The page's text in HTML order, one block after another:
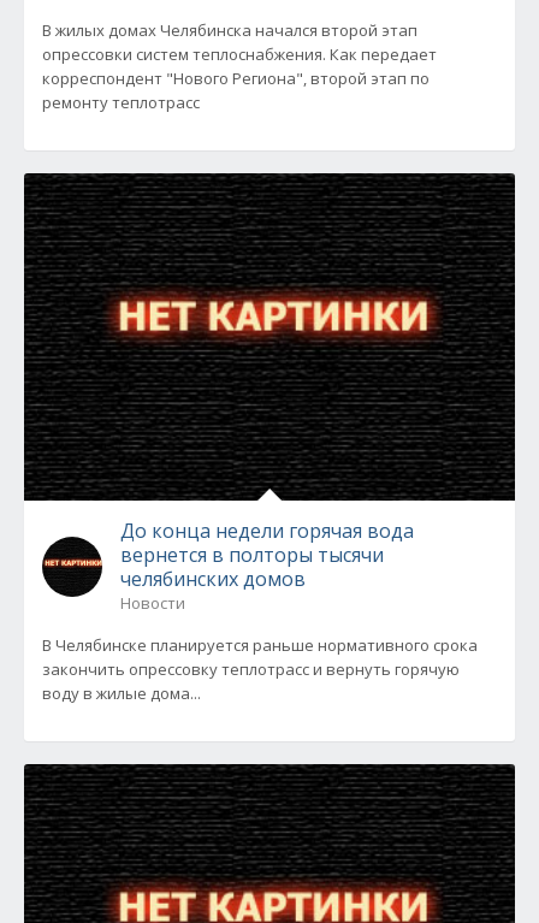
В жилых домах Челябинска начался второй этап
опрессовки систем теплоснабжения. Как передает
корреспондент "Нового Региона", второй этап по
ремонту теплотрасс
До конца недели горячая вода
вернется в полторы тысячи
челябинских домов
Новости
В Челябинске планируется раньше нормативного срока
закончить опрессовку теплотрасс и вернуть горячую
воду в жилые дома...